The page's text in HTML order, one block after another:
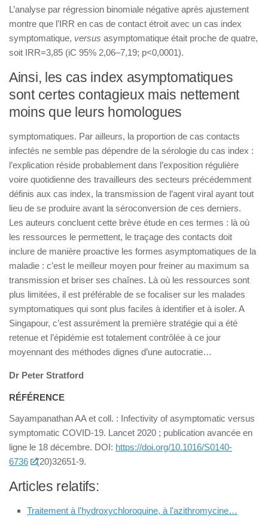
L’analyse par régression binomiale négative après ajustement
montre que l’IRR en cas de contact étroit avec un cas index
symptomatique, versus asymptomatique était proche de quatre,
soit IRR=3,85 (iC 95% 2,06–7,19; p<0,0001).
Ainsi, les cas index asymptomatiques
sont certes contagieux mais nettement
moins que leurs homologues
symptomatiques. Par ailleurs, la proportion de cas contacts
infectés ne semble pas dépendre de la sérologie du cas index :
l’explication réside probablement dans l’exposition régulière
voire quotidienne des travailleurs des secteurs précédemment
définis aux cas index, la transmission de l’agent viral ayant tout
lieu de se produire avant la séroconversion de ces derniers.
Les auteurs concluent cette brève étude en ces termes : là où
les ressources le permettent, le traçage des contacts doit
inclure de manière proactive les formes asymptomatiques de la
maladie : c’est le meilleur moyen pour freiner au maximum sa
transmission et briser ses chaînes. Là où les ressources sont
plus limitées, il est préférable de se focaliser sur les malades
symptomatiques qui sont plus faciles à identifier et à isoler. A
Singapour, c’est assurément la première stratégie qui a été
retenue et l’épidémie est totalement contrôlée à ce jour
moyennant des méthodes dignes d’une autocratie…
Dr Peter Stratford
RÉFÉRENCE
Sayampanathan AA et coll. : Infectivity of asymptomatic versus
symptomatic COVID-19. Lancet 2020 ; publication avancée en
ligne le 18 décembre. DOI: https://doi.org/10.1016/S0140-
6736
(20)32651-9.
Articles relatifs:
Traitement à l'hydroxychloroquine, à l'azithromycine…